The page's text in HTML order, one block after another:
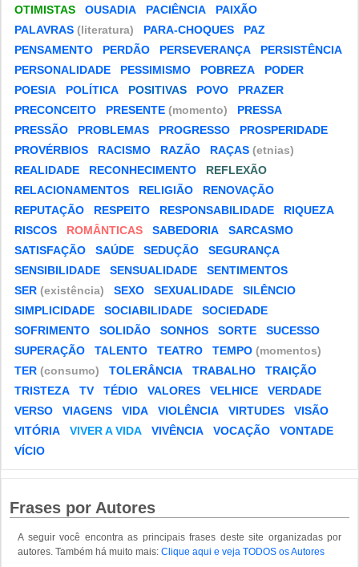
OTIMISTAS
OUSADIA PACIÊNCIA
PAIXÃO
PALAVRAS (literatura) PARA-CHOQUES
PAZ
PENSAMENTO
PERDÃO PERSEVERANÇA
PERSISTÊNCIA
PERSONALIDADE
PESSIMISMO POBREZA
PODER
POESIA
POLÍTICA POSITIVAS POVO
PRAZER
PRECONCEITO
PRESENTE (momento)
PRESSA
PRESSÃO
PROBLEMAS PROGRESSO
PROSPERIDADE
PROVÉRBIOS
RACISMO RAZÃO RAÇAS (etnias)
REALIDADE
RECONHECIMENTO
REFLEXÃO
RELACIONAMENTOS
RELIGIÃO
RENOVAÇÃO
REPUTAÇÃO
RESPEITO RESPONSABILIDADE
RIQUEZA
RISCOS
ROMÂNTICAS SABEDORIA
SARCASMO
SATISFAÇÃO
SAÚDE SEDUÇÃO
SEGURANÇA
SENSIBILIDADE
SENSUALIDADE
SENTIMENTOS
SER (existência) SEXO SEXUALIDADE
SILÊNCIO
SIMPLICIDADE
SOCIABILIDADE
SOCIEDADE
SOFRIMENTO
SOLIDÃO SONHOS SORTE
SUCESSO
SUPERAÇÃO
TALENTO TEATRO TEMPO (momentos)
TER (consumo) TOLERÂNCIA TRABALHO
TRAIÇÃO
TRISTEZA
TV TÉDIO VALORES VELHICE
VERDADE
VERSO
VIAGENS VIDA VIOLÊNCIA VIRTUDES
VISÃO
VITÓRIA
VIVER A VIDA VIVÊNCIA VOCAÇÃO
VONTADE
VÍCIO
Frases por Autores
A seguir você encontra as principais frases deste site organizadas por
autores. Também há muito mais: Clique aqui e veja TODOS os Autores